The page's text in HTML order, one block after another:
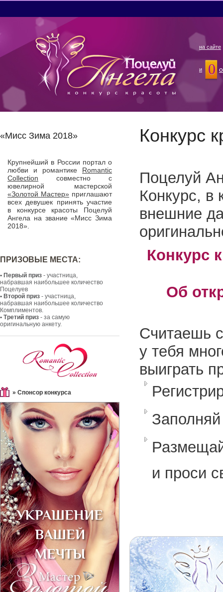
на сайте
и 0
Конкурс
Поцелуй
Конкурс, в
внешние
Конкурс
Об
Считаешь
у тебя
выиграть
и проси
«Мисс Зима 2018»
Крупнейший в России портал о
любви и романтике Romantic
Collection совместно с
ювелирной мастерской
«Золотой Мастер» приглашают
всех девушек принять участие
в конкурсе красоты Поцелуй
Ангела на звание «Мисс Зима
2018».
ПРИЗОВЫЕ МЕСТА:
• Первый приз - участница,
набравшая наибольшее количество
Поцелуев
• Второй приз - участница,
набравшая наибольшее количество
Комплиментов.
• Третий приз - за самую
оригинальную анкету.
» Спонсор конкурса